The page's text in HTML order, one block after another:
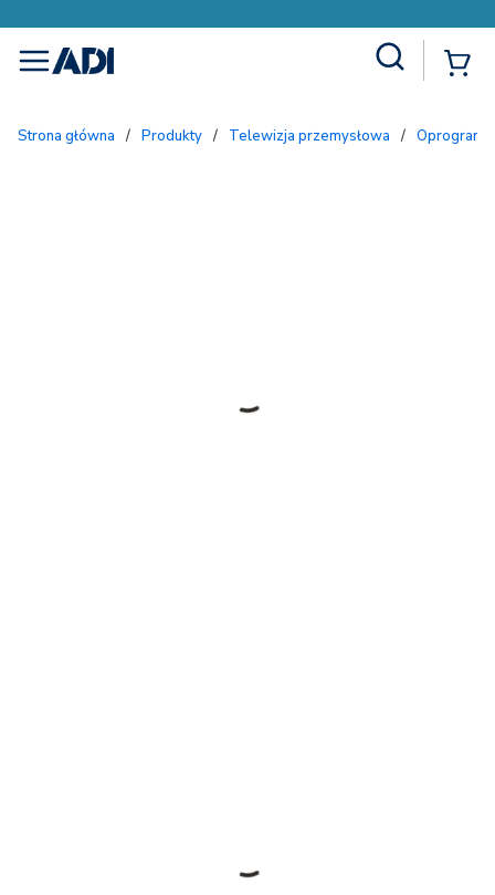
menu
Strona główna / Produkty / Telewizja przemysłowa /